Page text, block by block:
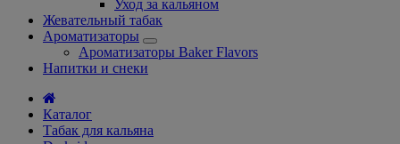
Уход за кальяном
Жевательный табак
Ароматизаторы
Ароматизаторы Baker Flavors
Напитки и снеки
Каталог
Табак для кальяна